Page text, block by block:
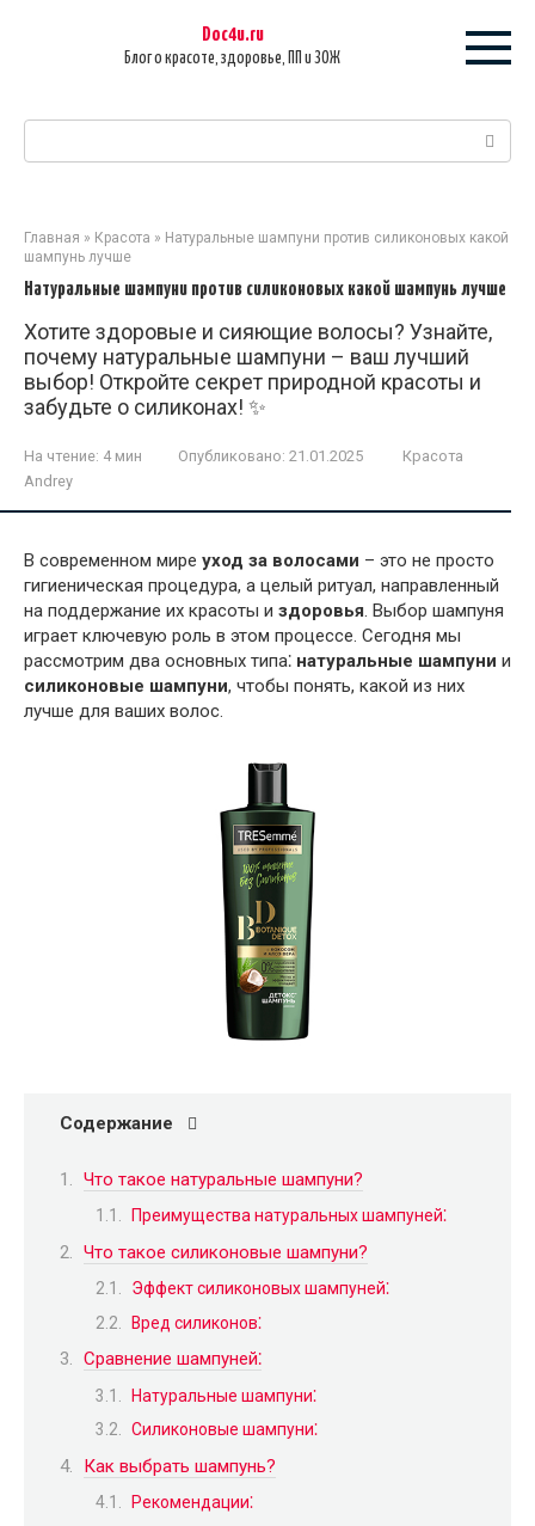
Doc4u.ru
Блог о красоте, здоровье, ПП и ЗОЖ
Главная » Красота » Натуральные шампуни против силиконовых какой
шампунь лучше
Натуральные шампуни против силиконовых какой шампунь лучше
Хотите здоровые и сияющие волосы? Узнайте,
почему натуральные шампуни – ваш лучший
выбор! Откройте секрет природной красоты и
забудьте о силиконах! ✨
На чтение: 4 мин Опубликовано: 21.01.2025
Красота
Andrey
В современном мире уход за волосами – это не просто
гигиеническая процедура, а целый ритуал, направленный
на поддержание их красоты и здоровья. Выбор шампуня
играет ключевую роль в этом процессе. Сегодня мы
рассмотрим два основных типа⁚ натуральные шампуни и
силиконовые шампуни, чтобы понять, какой из них
лучше для ваших волос.
Содержание
Что такое натуральные шампуни?
Преимущества натуральных шампуней⁚
Что такое силиконовые шампуни?
Эффект силиконовых шампуней⁚
Вред силиконов⁚
Сравнение шампуней⁚
Натуральные шампуни⁚
Силиконовые шампуни⁚
Как выбрать шампунь?
Рекомендации⁚